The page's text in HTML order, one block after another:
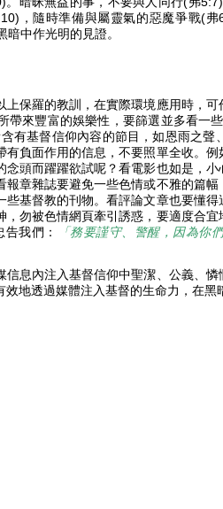
，隨時準備與屬靈氣的惡魔爭戰(
中作光明的見證。
保羅的教訓，在實際環境應用時，可
帶來豐富的娛樂性，要篩選並多看一
有基督信仰內容的節目，如恩雨之聲
負面作用的信息，不要照單全收。
頭而躍躍欲試呢？看電影也如是，小
報章雜誌要避免一些色情或不雅的篇
些基督教的刊物。看評論文章也要懂
，勿被色情網頁牽引誘惑，要適度合
我們：
「務要謹守、警醒，因為你
息內注入基督信仰中聖潔、公義、
地透過媒體注入基督的生命力，在黑